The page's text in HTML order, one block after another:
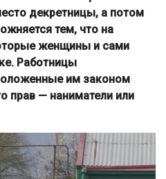
декретницы, а потом
тем, что на
женщины и сами
Работницы
им законом
прав — наниматели или